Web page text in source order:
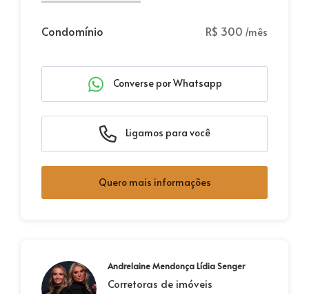
Condomínio R$ 300 /mês
Converse por Whatsapp
Ligamos para você
Quero mais informações
Andrelaine Mendonça Lídia Senger
Corretoras de imóveis